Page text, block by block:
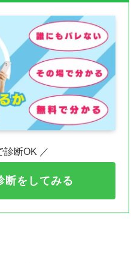
診断OK ／
断をしてみる